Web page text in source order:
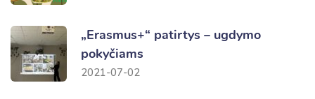
„Erasmus+“ patirtys – ugdymo
pokyčiams
2021-07-02